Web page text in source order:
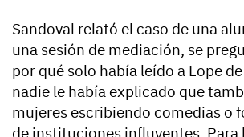
Sandoval relató el caso de una
una sesión de mediación, se
por qué solo había leído a Lope
nadie le había explicado que
mujeres escribiendo comedias o
de instituciones influyentes. Para